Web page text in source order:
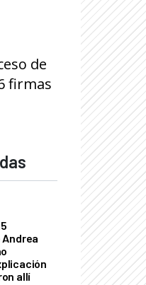
de
firmas
allí